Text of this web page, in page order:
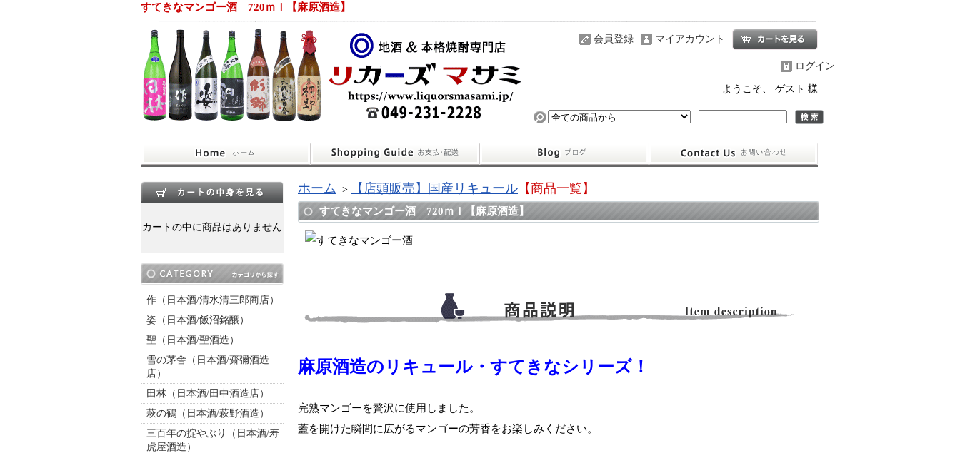
すてきなマンゴー酒 720ｍｌ【麻原酒造】
マイアカウント
会員登録
ログイン
ようこそ、 ゲスト 様
カートの中に商品はありません
作（日本酒/清水清三郎商店）
姿（日本酒/飯沼銘醸）
聖（日本酒/聖酒造）
雪の茅舎（日本酒/齋彌酒造
店）
田林（日本酒/田中酒造店）
萩の鶴（日本酒/萩野酒造）
三百年の掟やぶり（日本酒/寿
虎屋酒造）
ホーム > 【店頭販売】国産リキュール 【商品一覧】
すてきなマンゴー酒 720ｍｌ【麻原酒造】
麻原酒造のリキュール・すてきなシリーズ！
完熟マンゴーを贅沢に使用しました。
蓋を開けた瞬間に広がるマンゴーの芳香をお楽しみください。